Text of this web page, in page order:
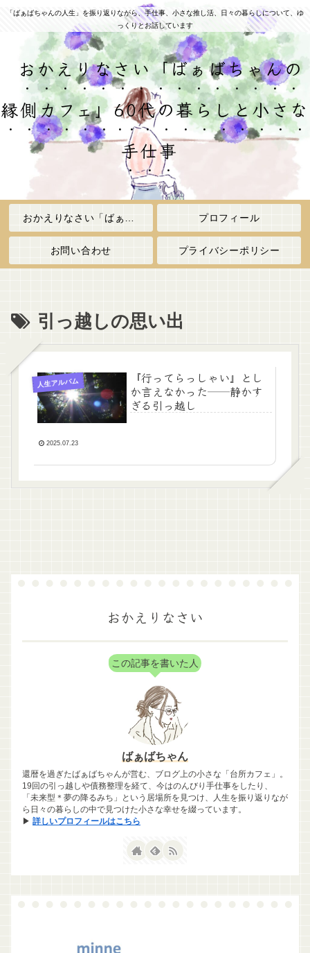
「ばぁばちゃんの人生」を振り返りながら、手仕事、小さな推し活、日々の暮らしについて、ゆ
っくりとお話しています
おかえりなさい「ばぁばちゃんの
縁側カフェ」60代の暮らしと小さな
手仕事
プロフィール
お問い合わせ プライバシーポリシー
引っ越しの思い出
人生アルバム
『行ってらっしゃい』とし
か言えなかった──静かす
ぎる引っ越し
2025.07.23
おかえりなさい
この記事を書いた人
ばぁばちゃん
還暦を過ぎたばぁばちゃんが営む、ブログ上の小さな「台所カフェ」。
19回の引っ越しや債務整理を経て、今はのんびり手仕事をしたり、
「未来型＊夢の降るみち」という居場所を見つけ、人生を振り返りなが
ら日々の暮らしの中で見つけた小さな幸せを綴っています。
▶ 詳しいプロフィールはこちら